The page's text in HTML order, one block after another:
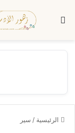
بحث عن
الرئيسية / سير